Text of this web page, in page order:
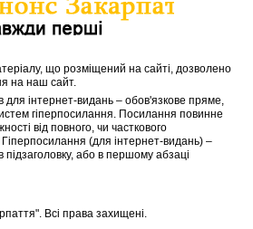
що розміщений на сайті, дозволено
на наш сайт.
для інтернет-видань – обов'язкове пряме,
гіперпосилання. Посилання повинне
від повного, чи часткового
(для інтернет-видань) –
або в першому абзаці
Всі права захищені.